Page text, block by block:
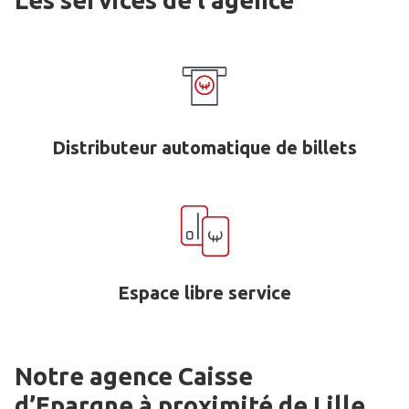
Distributeur automatique de billets
Espace libre service
Notre agence Caisse